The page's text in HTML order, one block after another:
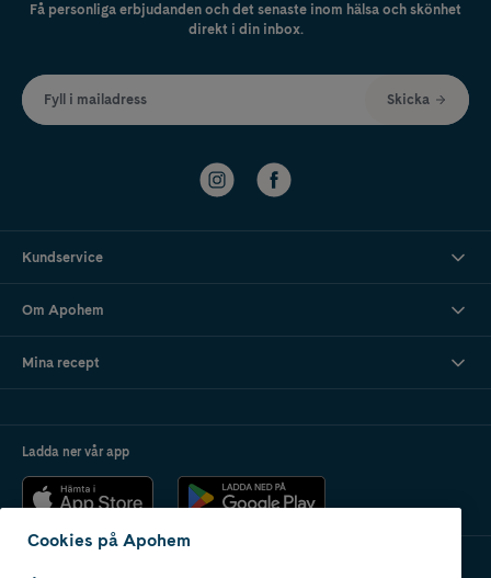
Få personliga erbjudanden och det senaste inom hälsa och skönhet
direkt i din inbox.
Fyll i mailadress Skicka
Kundservice
Om Apohem
Mina recept
Ladda ner vår app
Cookies på Apohem